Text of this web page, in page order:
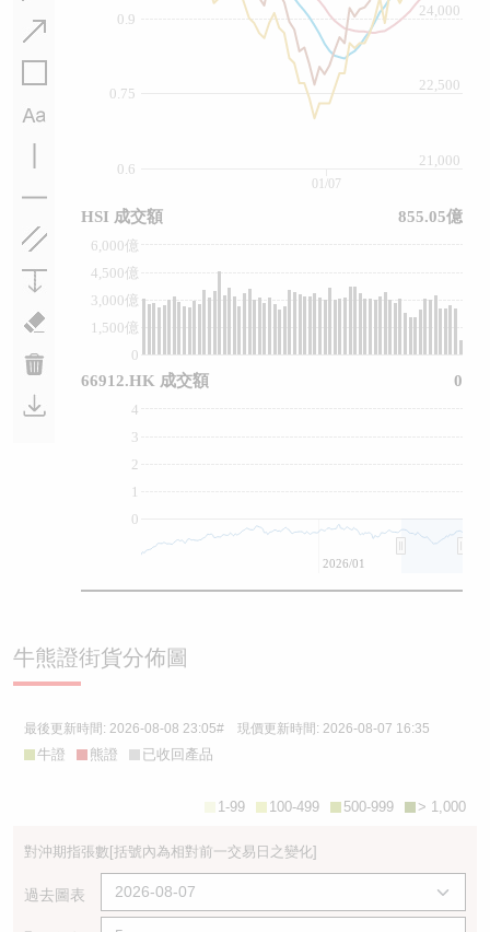
0.6
0.9
0.75
22,500
21,000
24,000
0
1,500億
3,000億
4,500億
6,000億
0
1
2
3
4
01/07
2026/01
HSI 成交額 855.05億
66912.HK 成交額 0
牛熊證街貨分佈圖
最後更新時間: 2026-08-08 23:05# 現價更新時間: 2026-08-07 16:35
牛證 熊證 已收回產品
> 1,000
500-999
100-499
1-99
對沖期指張數[括號內為相對前一交易日之變化]
過去圖表